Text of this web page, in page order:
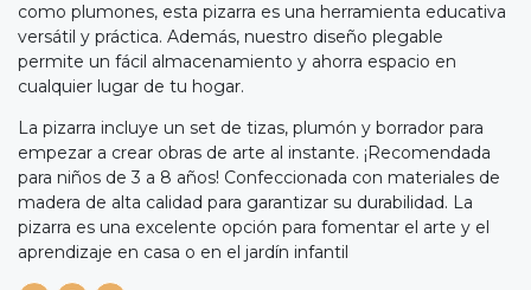
como plumones, esta pizarra es una herramienta educativa
versátil y práctica. Además, nuestro diseño plegable
permite un fácil almacenamiento y ahorra espacio en
cualquier lugar de tu hogar.
La pizarra incluye un set de tizas, plumón y borrador para
empezar a crear obras de arte al instante. ¡Recomendada
para niños de 3 a 8 años! Confeccionada con materiales de
madera de alta calidad para garantizar su durabilidad. La
pizarra es una excelente opción para fomentar el arte y el
aprendizaje en casa o en el jardín infantil